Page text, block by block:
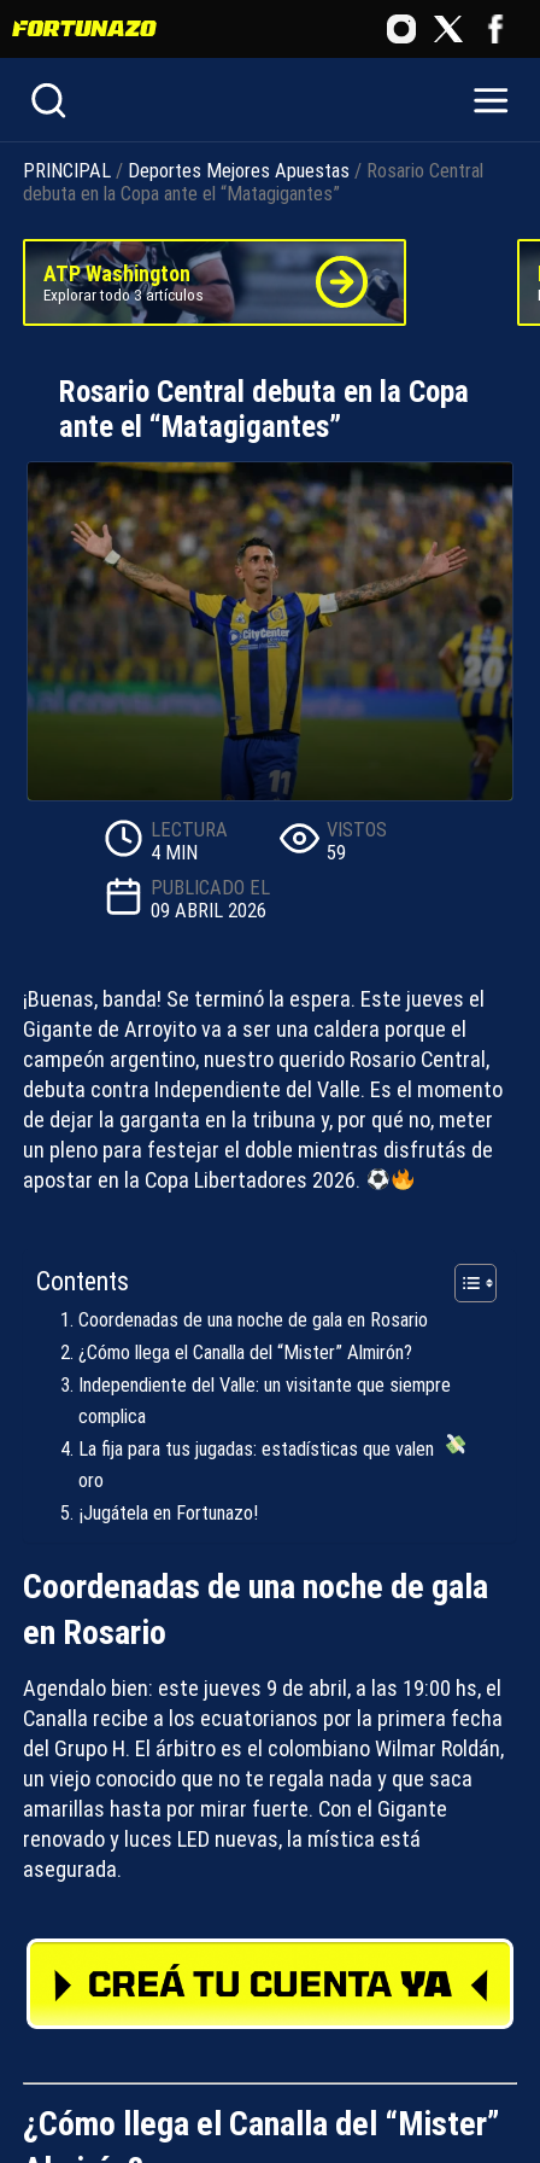
PRINCIPAL / Deportes Mejores Apuestas / Rosario Central
debuta en la Copa ante el “Matagigantes”
ATP Washington
Explorar todo 3 artículos
Rosario Central debuta en la Copa
ante el “Matagigantes”
LECTURA
4 MIN
VISTOS
59
PUBLICADO EL
09 ABRIL 2026
¡Buenas, banda! Se terminó la espera. Este jueves el
Gigante de Arroyito va a ser una caldera porque el
campeón argentino, nuestro querido Rosario Central ,
debuta contra Independiente del Valle. Es el momento
de dejar la garganta en la tribuna y, por qué no, meter
un pleno para festejar el doble mientras disfrutás de
apostar en la Copa Libertadores 2026.
Contents
Coordenadas de una noche de gala en Rosario
¿Cómo llega el Canalla del “Mister” Almirón?
Independiente del Valle: un visitante que siempre
complica
La fija para tus jugadas: estadísticas que valen
oro
¡Jugátela en Fortunazo!
Coordenadas de una noche de gala
en Rosario
Agendalo bien: este jueves 9 de abril, a las 19:00 hs, el
Canalla recibe a los ecuatorianos por la primera fecha
del Grupo H. El árbitro es el colombiano Wilmar Roldán,
un viejo conocido que no te regala nada y que saca
amarillas hasta por mirar fuerte. Con el Gigante
renovado y luces LED nuevas, la mística está
asegurada.
¿Cómo llega el Canalla del “Mister”